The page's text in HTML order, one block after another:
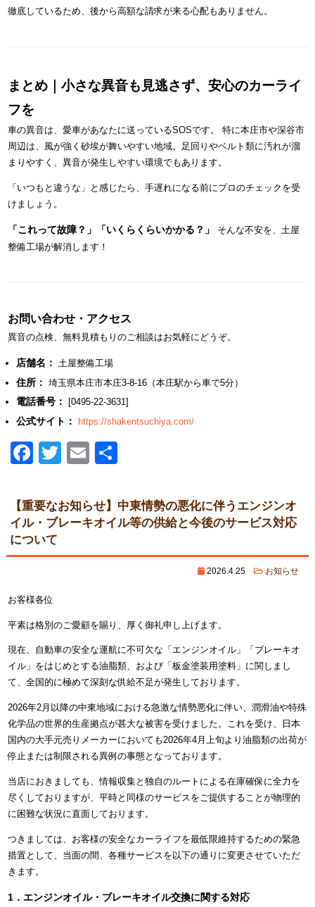
徹底しているため、後から高額な請求が来る心配もありません。
まとめ｜小さな異音も見逃さず、安心のカーライ
フを
車の異音は、愛車があなたに送っているSOSです。 特に本庄市や深谷市
周辺は、風が強く砂埃が舞いやすい地域。足回りやベルト類に汚れが溜
まりやすく、異音が発生しやすい環境でもあります。
「いつもと違うな」と感じたら、手遅れになる前にプロのチェックを受
けましょう。
「これって故障？」「いくらくらいかかる？」
そんな不安を、土屋
整備工場が解消します！
お問い合わせ・アクセス
異音の点検、無料見積もりのご相談はお気軽にどうぞ。
店舗名： 土屋整備工場
住所： 埼玉県本庄市本庄3-8-16（本庄駅から車で5分）
電話番号： [0495-22-3631]
公式サイト： https://shakentsuchiya.com/
Facebook
TwitterEmail
【重要なお知らせ】中東情勢の悪化に伴うエンジンオ
イル・ブレーキオイル等の供給と今後のサービス対応
について
2026.4.25 お知らせ
お客様各位
平素は格別のご愛顧を賜り、厚く御礼申し上げます。
現在、自動車の安全な運航に不可欠な「エンジンオイル」「ブレーキオ
イル」をはじめとする油脂類、および「板金塗装用塗料」に関しまし
て、全国的に極めて深刻な供給不足が発生しております。
2026年2月以降の中東地域における急激な情勢悪化に伴い、潤滑油や特殊
化学品の世界的生産拠点が甚大な被害を受けました。これを受け、日本
国内の大手元売りメーカーにおいても2026年4月上旬より油脂類の出荷が
停止または制限される異例の事態となっております。
当店におきましても、情報収集と独自のルートによる在庫確保に全力を
尽くしておりますが、平時と同様のサービスをご提供することが物理的
に困難な状況に直面しております。
つきましては、お客様の安全なカーライフを最低限維持するための緊急
措置として、当面の間、各種サービスを以下の通りに変更させていただ
きます。
1．エンジンオイル・ブレーキオイル交換に関する対応